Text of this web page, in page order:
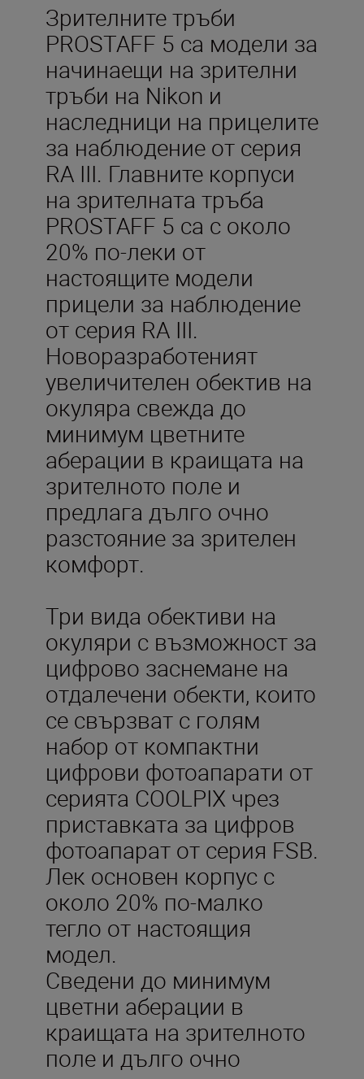
Зрителните тръби
PROSTAFF 5 са модели за
начинаещи на зрителни
тръби на Nikon и
наследници на прицелите
за наблюдение от серия
RA III. Главните корпуси
на зрителната тръба
PROSTAFF 5 са с около
20% по-леки от
настоящите модели
прицели за наблюдение
от серия RA III.
Новоразработеният
увеличителен обектив на
окуляра свежда до
минимум цветните
аберации в краищата на
зрителното поле и
предлага дълго очно
разстояние за зрителен
комфорт.
Три вида обективи на
окуляри с възможност за
цифрово заснемане на
отдалечени обекти, които
се свързват с голям
набор от компактни
цифрови фотоапарати от
серията COOLPIX чрез
приставката за цифров
фотоапарат от серия FSB.
Лек основен корпус с
около 20% по-малко
тегло от настоящия
модел.
Сведени до минимум
цветни аберации в
краищата на зрителното
поле и дълго очно